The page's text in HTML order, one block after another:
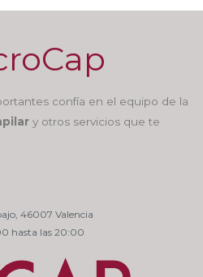
confía en el equipo de la
y otros servicios que te
46007 Valencia
hasta las 20:00